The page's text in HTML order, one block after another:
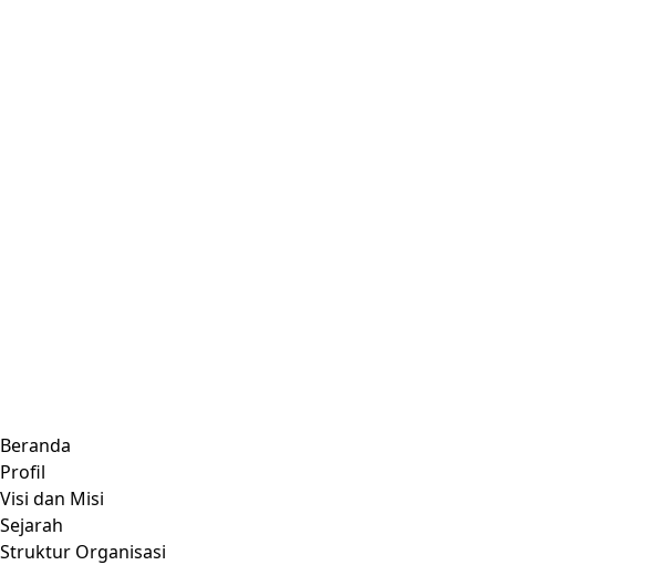
Beranda
Profil
Visi dan Misi
Sejarah
Struktur Organisasi